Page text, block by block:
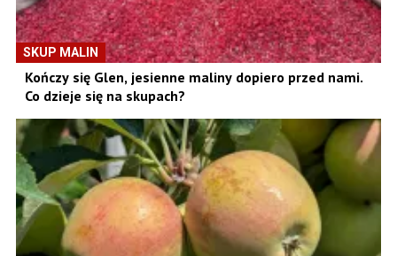
SKUP MALIN
Kończy się Glen, jesienne maliny dopiero przed nami.
Co dzieje się na skupach?